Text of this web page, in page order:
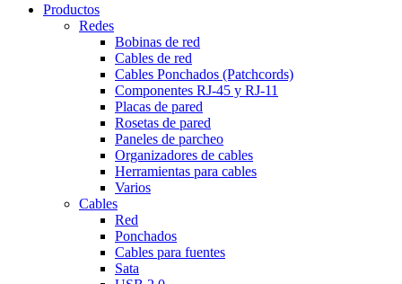
Menu
Productos
Redes
Bobinas de red
Cables de red
Cables Ponchados (Patchcords)
Componentes RJ-45 y RJ-11
Placas de pared
Rosetas de pared
Paneles de parcheo
Organizadores de cables
Herramientas para cables
Varios
Cables
Red
Ponchados
Cables para fuentes
Sata